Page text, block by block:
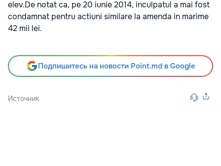
elev.De notat ca, pe 20 iunie 2014, inculpatul a mai fost
condamnat pentru actiuni similare la amenda in marime
42 mii lei.
Подпишитесь на новости Point.md в Google
Источник